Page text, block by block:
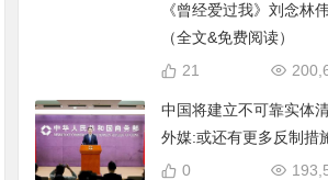
《曾经爱过我》刘念林
（全文&免费阅读）
21
中国将建立不可靠实体
外媒:或还有更多反制措
0